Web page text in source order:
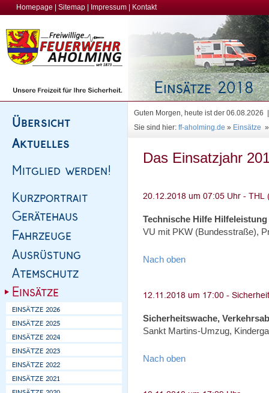
Homepage Sitemap Impressum Kontakt
Guten Morgen, heute ist der
Sie sind hier: ff-aholming.de » Einsätze
Das Einsatzjahr
Technische Hilfe Hilfeleistung
VU mit PKW (Bundesstraße),
Nach oben
Sicherheitswache,
Sankt Martins-Umzug,
Nach oben